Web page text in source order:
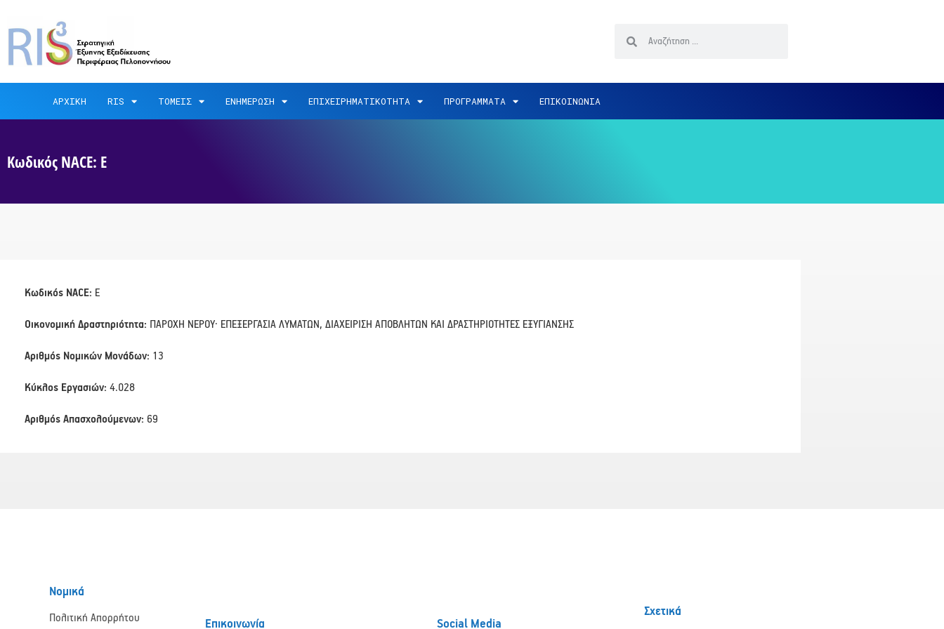
ΑΡΧΙΚΗ RIS ΤΟΜΕΙΣ ΕΝΗΜΕΡΩΣΗ ΕΠΙΧΕΙΡΗΜΑΤΙΚΟΤΗΤΑ ΠΡΟΓΡΑΜΜΑΤΑ ΕΠΙΚΟΙΝΩΝΙΑ
Κωδικός NACE: Ε
Κωδικός NACE: Ε
Οικονομική Δραστηριότητα: ΠΑΡΟΧΗ ΝΕΡΟΥ· ΕΠΕΞΕΡΓΑΣΙΑ ΛΥΜΑΤΩΝ, ΔΙΑΧΕΙΡΙΣΗ ΑΠΟΒΛΗΤΩΝ ΚΑΙ ΔΡΑΣΤΗΡΙΟΤΗΤΕΣ ΕΞΥΓΙΑΝΣΗΣ
Αριθμός Νομικών Μονάδων: 13
Κύκλος Εργασιών: 4.028
Αριθμός Απασχολούμενων: 69
Νομικά
Πολιτική Απορρήτου Επικοινωνία Social Media
Σχετικά